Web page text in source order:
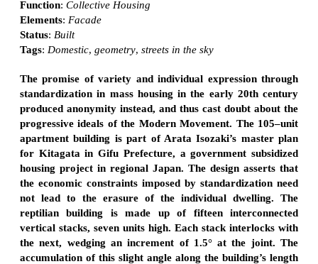
Function: Collective Housing
Elements: Facade
Status: Built
Tags: Domestic, geometry, streets in the sky
The promise of variety and individual expression through
standardization in mass housing in the early 20th century
produced anonymity instead, and thus cast doubt about the
progressive ideals of the Modern Movement. The 105–unit
apartment building is part of Arata Isozaki’s master plan
for Kitagata in Gifu Prefecture, a government subsidized
housing project in regional Japan. The design asserts that
the economic constraints imposed by standardization need
not lead to the erasure of the individual dwelling. The
reptilian building is made up of fifteen interconnected
vertical stacks, seven units high. Each stack interlocks with
the next, wedging an increment of 1.5° at the joint. The
accumulation of this slight angle along the building’s length